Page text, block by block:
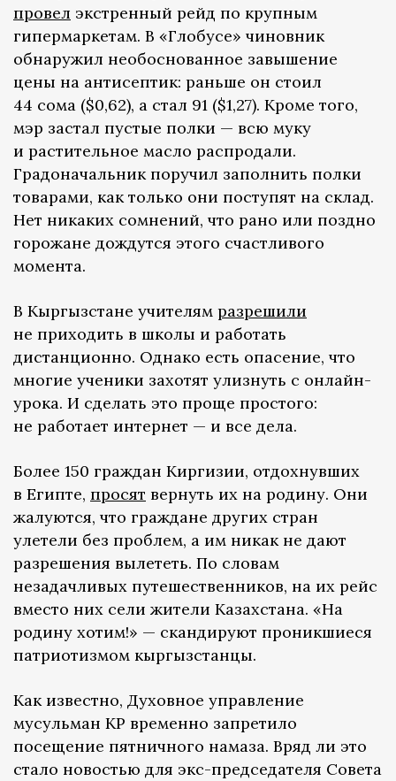
провел экстренный рейд по крупным
гипермаркетам. В «Глобусе» чиновник
обнаружил необоснованное завышение
цены на антисептик: раньше он стоил
44 сома ($0,62), а стал 91 ($1,27). Кроме того,
мэр застал пустые полки — всю муку
и растительное масло распродали.
Градоначальник поручил заполнить полки
товарами, как только они поступят на склад.
Нет никаких сомнений, что рано или поздно
горожане дождутся этого счастливого
момента.
В Кыргызстане учителям разрешили
не приходить в школы и работать
дистанционно. Однако есть опасение, что
многие ученики захотят улизнуть с онлайн-
урока. И сделать это проще простого:
не работает интернет — и все дела.
Более 150 граждан Киргизии, отдохнувших
в Египте, просят вернуть их на родину. Они
жалуются, что граждане других стран
улетели без проблем, а им никак не дают
разрешения вылететь. По словам
незадачливых путешественников, на их рейс
вместо них сели жители Казахстана. «На
родину хотим!» — скандируют проникшиеся
патриотизмом кыргызстанцы.
Как известно, Духовное управление
мусульман КР временно запретило
посещение пятничного намаза. Вряд ли это
стало новостью для экс-председателя Совета